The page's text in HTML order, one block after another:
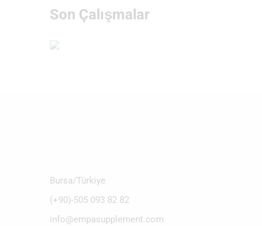
Son Çalışmalar
Bursa/Türkiye
(+90)-505 093 82 82
info@empasupplement.com